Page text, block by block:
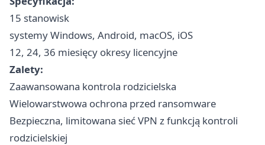
15 stanowisk
systemy Windows, Android, macOS, iOS
12, 24, 36 miesięcy okresy licencyjne
Zalety:
Zaawansowana kontrola rodzicielska
Wielowarstwowa ochrona przed ransomware
Bezpieczna, limitowana sieć VPN z funkcją kontroli
rodzicielskiej